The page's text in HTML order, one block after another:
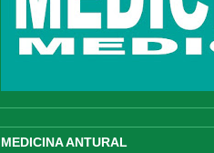
MEDICINA ANTURAL